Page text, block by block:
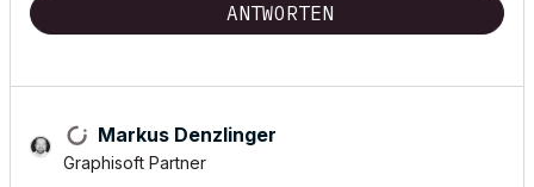
ANTWORTEN
Markus Denzlinger
Graphisoft Partner